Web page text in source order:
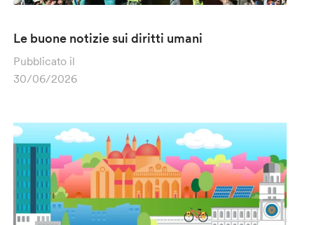
Le buone notizie sui diritti umani
Pubblicato il
30/06/2026